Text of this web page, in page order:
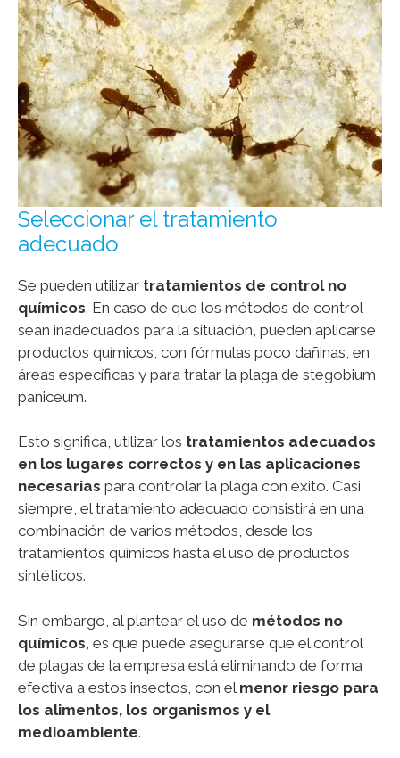
Seleccionar el tratamiento
adecuado
Se pueden utilizar tratamientos de control no
químicos. En caso de que los métodos de control
sean inadecuados para la situación, pueden aplicarse
productos químicos, con fórmulas poco dañinas, en
áreas específicas y para tratar la plaga de stegobium
paniceum.
Esto significa, utilizar los tratamientos adecuados
en los lugares correctos y en las aplicaciones
necesarias para controlar la plaga con éxito. Casi
siempre, el tratamiento adecuado consistirá en una
combinación de varios métodos, desde los
tratamientos químicos hasta el uso de productos
sintéticos.
Sin embargo, al plantear el uso de métodos no
químicos , es que puede asegurarse que el control
de plagas de la empresa está eliminando de forma
efectiva a estos insectos, con el menor riesgo para
los alimentos, los organismos y el
medioambiente.